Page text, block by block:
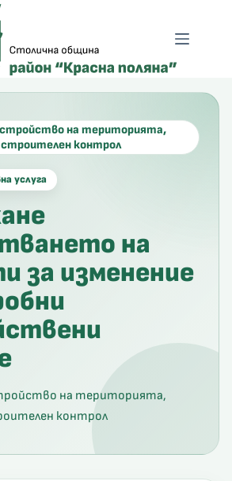
на територията,
контрол
услуга
на
за изменение
на територията,
контрол